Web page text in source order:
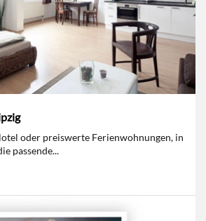
oder preiswerte Ferienwohnungen, in
passende...